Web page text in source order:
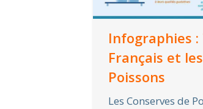
Infographies
Français et
Poissons
Les Conserves de